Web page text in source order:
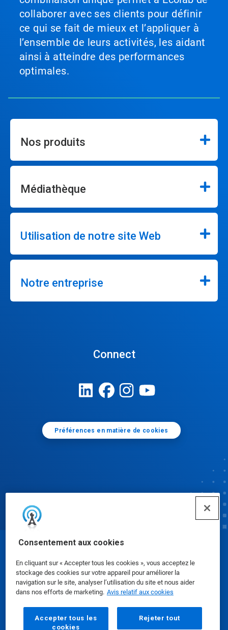
Consentement aux cookies
En cliquant sur « Accepter tous les cookies », vous acceptez le
stockage des cookies sur votre appareil pour améliorer la
navigation sur le site, analyser l’utilisation du site et nous aider
dans nos efforts de marketing. Avis relatif aux cookies
Accepter tous les
cookies
Rejeter tout
collaborer avec ses clients pour définir
ce qui se fait de mieux et l’appliquer à
l’ensemble de leurs activités, les aidant
ainsi à atteindre des performances
optimales.
Nos produits
Médiathèque
Utilisation de notre site Web
Notre entreprise
Connect
Préférences en matière de cookies
Fiches signalétiques|Politique de confidentialité
Modalités d'utilisation